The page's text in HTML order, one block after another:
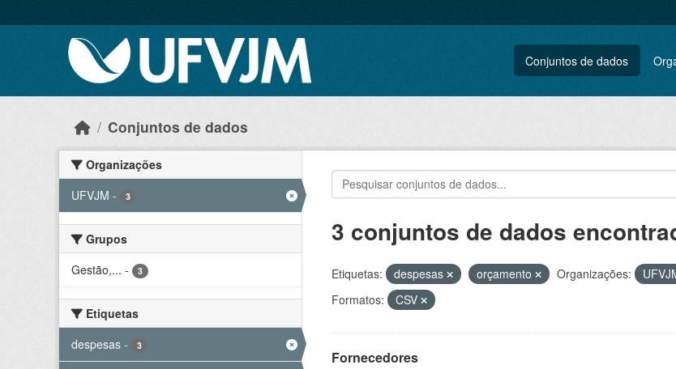
Conjuntos de dados
Conjuntos de dados
Organizações
UFVJM - 3
Grupos
Gestão,... - 3
Etiquetas
despesas - 3
3 conjuntos de dados
Etiquetas: despesas orçamento Organizações:
Formatos:
CSV
Fornecedores